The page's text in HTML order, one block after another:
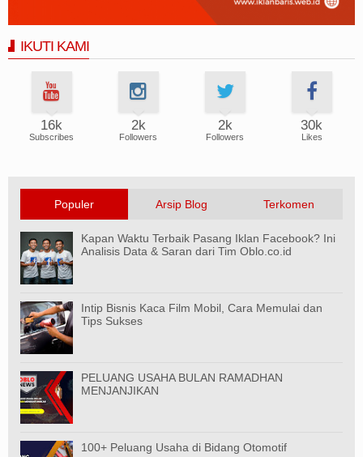
IKUTI KAMI
16k
Subscribes
2k
Followers
2k
Followers
30k
Likes
Populer Arsip Blog Terkomen
Kapan Waktu Terbaik Pasang Iklan Facebook? Ini
Analisis Data & Saran dari Tim Oblo.co.id
Intip Bisnis Kaca Film Mobil, Cara Memulai dan
Tips Sukses
PELUANG USAHA BULAN RAMADHAN
MENJANJIKAN
100+ Peluang Usaha di Bidang Otomotif